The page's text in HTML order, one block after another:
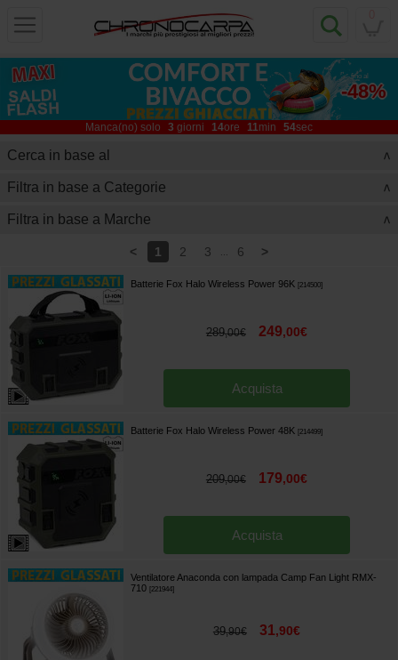
fino al
-48%
Manca(no) solo 3 giorni 14ore 11min 53sec
Cerca in base al >
Filtra in base a Categorie >
Filtra in base a Marche >
< 1 2 3 6 >
Batterie Fox Halo Wireless Power 96K 214500]
289,00€ 249,00€
Acquista
Batterie Fox Halo Wireless Power 48K 214499]
209,00€ 179,00€
Acquista
Ventilatore Anaconda con lampada Camp Fan Light RMX-
710
221944]
39,90€ 31,90€